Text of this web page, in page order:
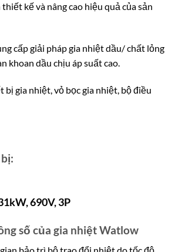
kế và nâng cao hiệu quả của sản
cấp giải pháp gia nhiệt dầu/ chất lỏng
khoan dầu chịu áp suất cao.
bị gia nhiệt, vỏ bọc gia nhiệt, bộ điều
690V, 3P
số của gia nhiệt Watlow